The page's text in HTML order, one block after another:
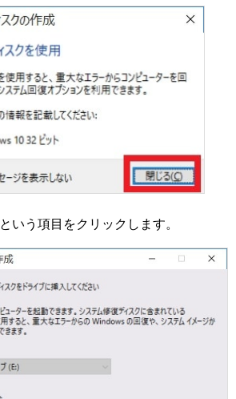
という項目をクリックします。